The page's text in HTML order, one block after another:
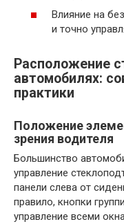
Влияние на
и точно
Расположение
автомобилях:
практики
Положение
зрения водителя
Большинство
управление
панели слева от
правило, кнопки
управление всеми